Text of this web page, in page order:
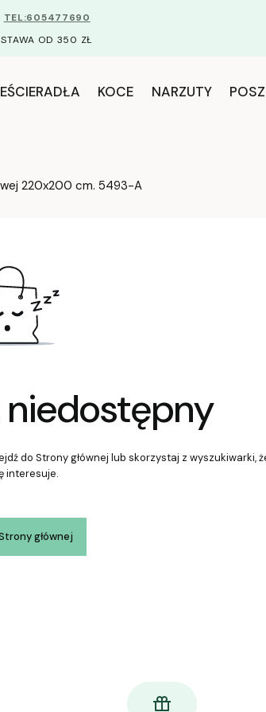
TEL:605477690
OD 350 ZŁ
KOCE NARZUTY
220x200 cm. 5493-A
do Strony głównej lub skorzystaj z wyszukiwarki,
interesuje.
głównej